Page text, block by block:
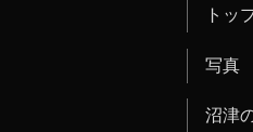
トッ
写真
沼津